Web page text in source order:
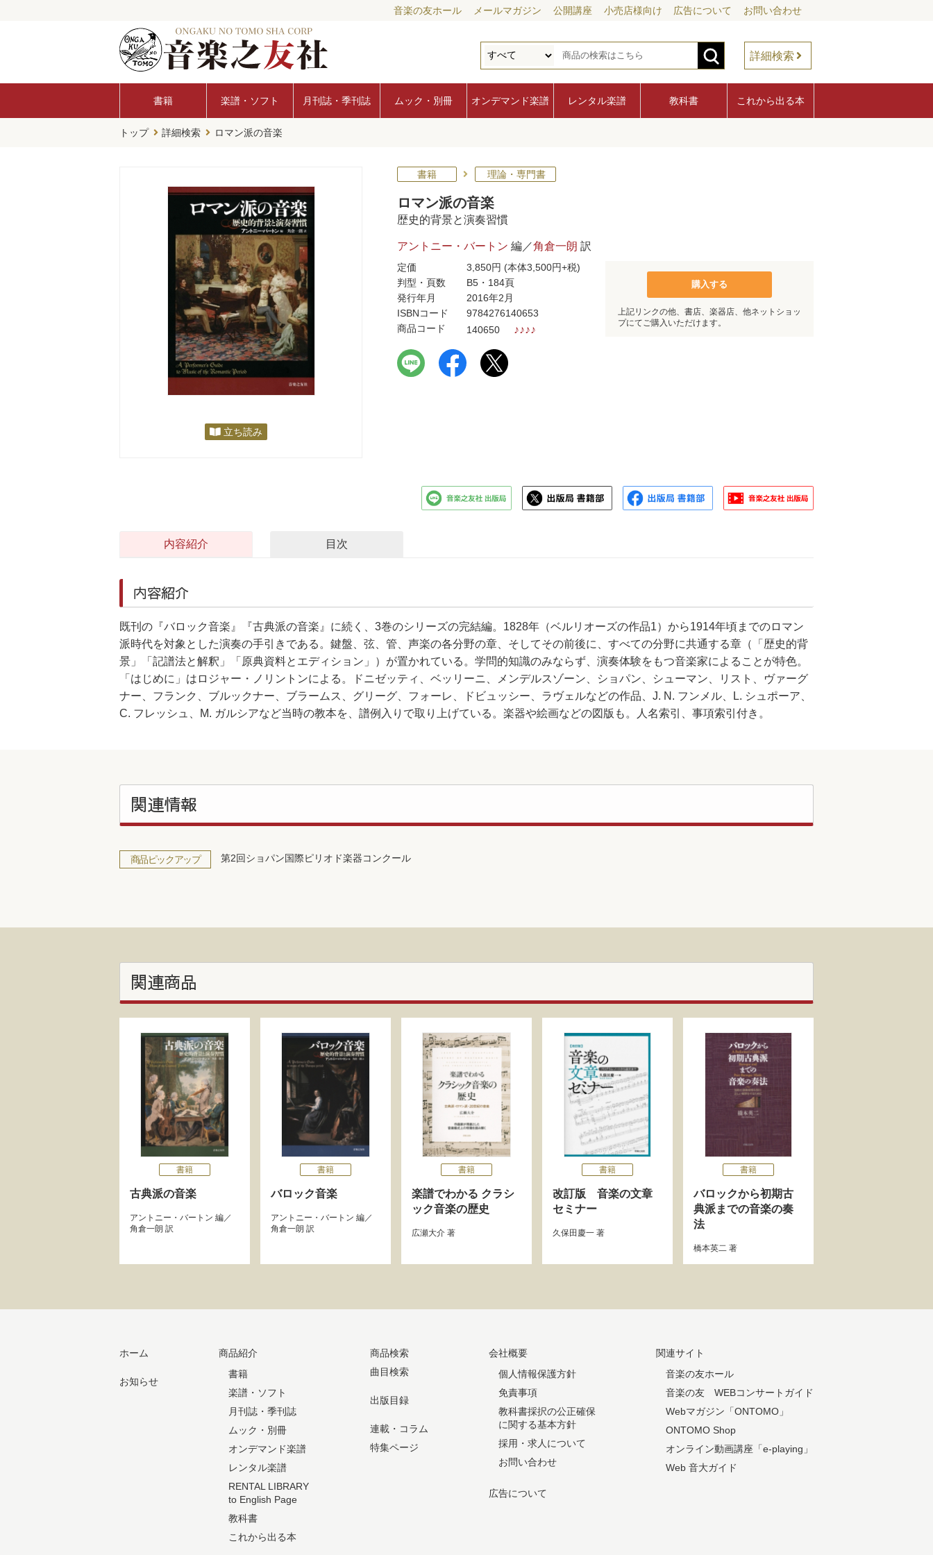
音楽の友ホール メールマガジン 公開講座 小売店様向け 広告について お問い合わせ
詳細検索
書籍 楽譜・ソフト 月刊誌・季刊誌 ムック・別冊 オンデマンド楽譜 レンタル楽譜 教科書 これから出る本
トップ 詳細検索 ロマン派の音楽
立ち読み
書籍 理論・専門書
ロマン派の音楽
歴史的背景と演奏習慣
アントニー・バートン 編／角倉一朗 訳
定価 3,850円 (本体3,500円+税)
判型・頁数
B5・184頁
発行年月
2016年2月
ISBNコード
9784276140653
商品コード
140650 ♪♪♪♪
購入する
上記リンクの他、書店、楽器店、他ネットショッ
プにてご購入いただけます。
内容紹介 目次
内容紹介
既刊の『バロック音楽』『古典派の音楽』に続く、3巻のシリーズの完結編。1828年（ベルリオーズの作品1）から1914年頃までのロマン
派時代を対象とした演奏の手引きである。鍵盤、弦、管、声楽の各分野の章、そしてその前後に、すべての分野に共通する章（「歴史的背
景」「記譜法と解釈」「原典資料とエディション」）が置かれている。学問的知識のみならず、演奏体験をもつ音楽家によることが特色。
「はじめに」はロジャー・ノリントンによる。ドニゼッティ、ベッリーニ、メンデルスゾーン、ショパン、シューマン、リスト、ヴァーグ
ナー、フランク、ブルックナー、ブラームス、グリーグ、フォーレ、ドビュッシー、ラヴェルなどの作品、J. N. フンメル、L. シュポーア、
C. フレッシュ、M. ガルシアなど当時の教本を、譜例入りで取り上げている。楽器や絵画などの図版も。人名索引、事項索引付き。
関連情報
商品ピックアップ 第2回ショパン国際ピリオド楽器コンクール
関連商品
書籍
古典派の音楽
アントニー・バートン 編／
角倉一朗 訳
書籍
バロック音楽
アントニー・バートン 編／
角倉一朗 訳
書籍
楽譜でわかる クラシ
ック音楽の歴史
広瀬大介 著
書籍
改訂版 音楽の文章
セミナー
久保田慶一 著
書籍
バロックから初期古
典派までの音楽の奏
法
橋本英二 著
ホーム
お知らせ
商品紹介
書籍
楽譜・ソフト
月刊誌・季刊誌
ムック・別冊
オンデマンド楽譜
レンタル楽譜
RENTAL LIBRARY
to English Page
教科書
これから出る本
商品検索
曲目検索
出版目録
連載・コラム
特集ページ
会社概要
個人情報保護方針
免責事項
教科書採択の公正確保
に関する基本方針
採用・求人について
お問い合わせ
広告について
関連サイト
音楽の友ホール
音楽の友 WEBコンサートガイド
Webマガジン「ONTOMO」
ONTOMO Shop
オンライン動画講座「e-playing」
Web 音大ガイド